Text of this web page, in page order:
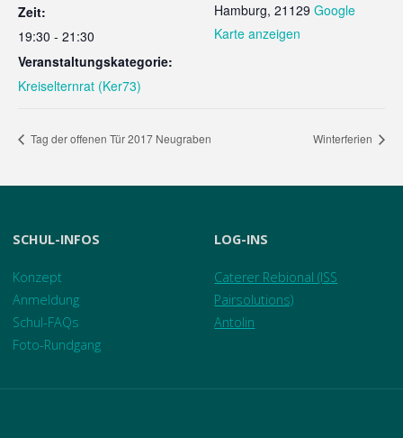
Zeit:
19:30 - 21:30
Veranstaltungskategorie:
Kreiselternrat (Ker73)
Hamburg, 21129 Google
Karte anzeigen
Tag der offenen Tür 2017 Neugraben Winterferien
SCHUL-INFOS
Konzept
Anmeldung
Schul-FAQs
Foto-Rundgang
LOG-INS
Caterer Rebional (ISS
Pairsolutions)
Antolin